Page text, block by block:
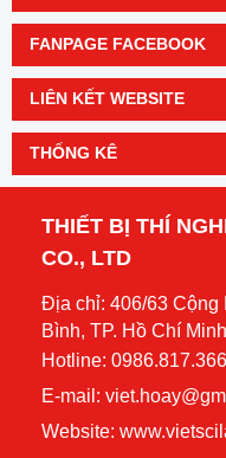
FANPAGE FACEBOOK
LIÊN KẾT WEBSITE
THỐNG KÊ
THIẾT BỊ THÍ
CO., LTD
Địa chỉ: 406/63 Cộng
Bình, TP. Hồ Chí Minh
Hotline:
E-mail:
Website: